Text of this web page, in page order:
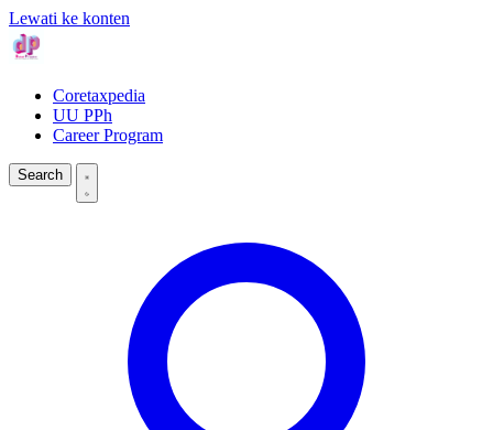
Lewati ke konten
Coretaxpedia
UU PPh
Career Program
Search